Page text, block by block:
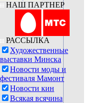
НАШ ПАРТНЕР
РАССЫЛКА
Художественные
выставки Минска
Новости моды и
фестиваля Мамонт
Новости кин
Всякая всячина